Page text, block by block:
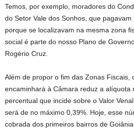
Temos, por exemplo, moradores do
do Setor Vale dos Sonhos, que
porque se localizavam na mesma zona
social é parte do nosso Plano de
Rogério Cruz.
Além de propor o fim das Zonas Fiscais,
encaminhará à Câmara reduz a alíquota
percentual que incide sobre o Valor
será de no máximo 0,39%. Hoje, esse
cobrada dos primeiros bairros de